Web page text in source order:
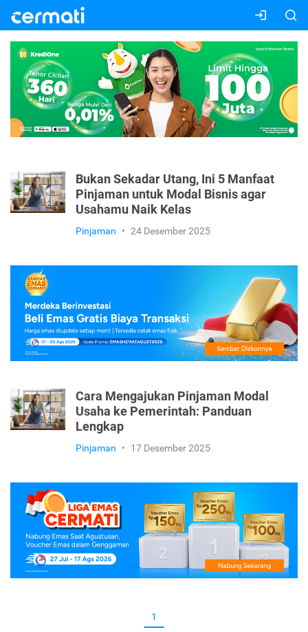
Bukan Sekadar Utang, Ini 5 Manfaat
Pinjaman untuk Modal Bisnis agar
Usahamu Naik Kelas
Pinjaman • 24 Desember 2025
Cara Mengajukan Pinjaman Modal
Usaha ke Pemerintah: Panduan
Lengkap
Pinjaman • 17 Desember 2025
1